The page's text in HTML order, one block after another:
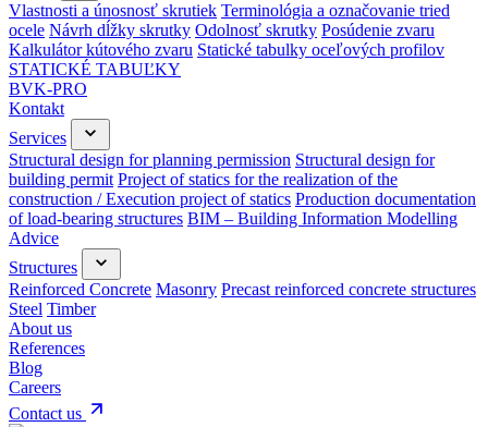
Vlastnosti a únosnosť skrutiek Terminológia a označovanie tried
ocele Návrh dĺžky skrutky Odolnosť skrutky Posúdenie zvaru
Kalkulátor kútového zvaru Statické tabulky oceľových profilov
STATICKÉ TABUĽKY
BVK-PRO
Kontakt
Services
Structural design for planning permission Structural design for
building permit Project of statics for the realization of the
construction / Execution project of statics Production documentation
of load-bearing structures BIM – Building Information Modelling
Advice
Structures
Reinforced Concrete Masonry Precast reinforced concrete structures
Steel Timber
About us
References
Blog
Careers
Contact us